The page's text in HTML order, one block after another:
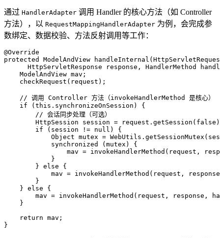
通过 HandlerAdapter 调用 Handler 的核心方法（如 Controller
方法），以 RequestMappingHandlerAdapter 为例，会完成参
数绑定、数据校验、方法反射调用等工作：
@Override
protected
ModelAndView handleInternal
HttpServletResponse response, HandlerMethod
    ModelAndView mav;
    checkRequest(request);
// 调用 Controller 方法（invokeHandlerMethod 是核心）
if (this .synchronizeOnSession) {
// 会话同步处理（可选）
HttpSession
session = request.getSession( false
if (session != null ) {
Object mutex =
synchronized
(mutex) {
mav = invokeHandlerMethod(request,
            }
        }
else {
mav = invokeHandlerMethod(request,
        }
    }
else {
mav = invokeHandlerMethod(request, response,
    }
return mav;
}